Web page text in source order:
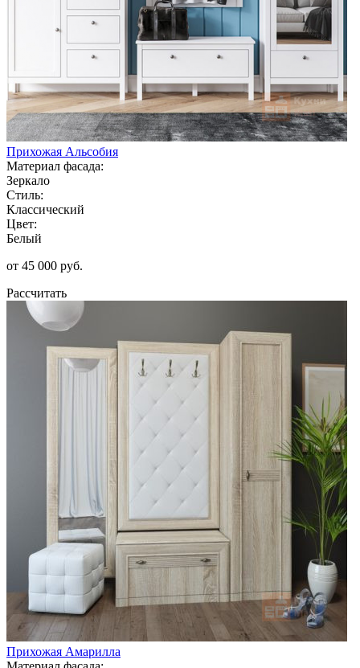
Прихожая Альсобия
Материал фасада:
Зеркало
Стиль:
Классический
Цвет:
Белый
от 45 000 руб.
Рассчитать
Прихожая Амарилла